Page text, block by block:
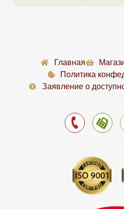
Главная
Политика
Заявление о